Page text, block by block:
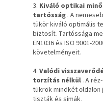
3. Kiváló optikai
tartósság . A
tükör kiváló optimális
biztosít. Tartóssága
EN1036 és ISO 9001-
követelményeit.
4. Valódi
torzítás nélkül . A
tükrök mindkét oldalon
tiszták és simák.